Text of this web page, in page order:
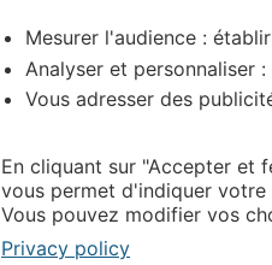
Mesurer l'audience :
Analyser et personnaliser
Vous adresser des
En cliquant sur "Accepter et
vous permet d'indiquer votre
Vous pouvez modifier vos
Privacy policy